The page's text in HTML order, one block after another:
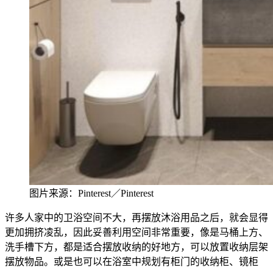
图片来源：Pinterest／Pinterest
许多人家中的卫浴空间不大，再摆放沐浴用品之后，就会显得
更加拥挤凌乱，因此妥善利用空间非常重要，像是马桶上方、
洗手槽下方，都是适合摆放收纳的好地方，可以放置收纳层架
摆放物品。或是也可以在浴室中规划有柜门的收纳柜、镜柜